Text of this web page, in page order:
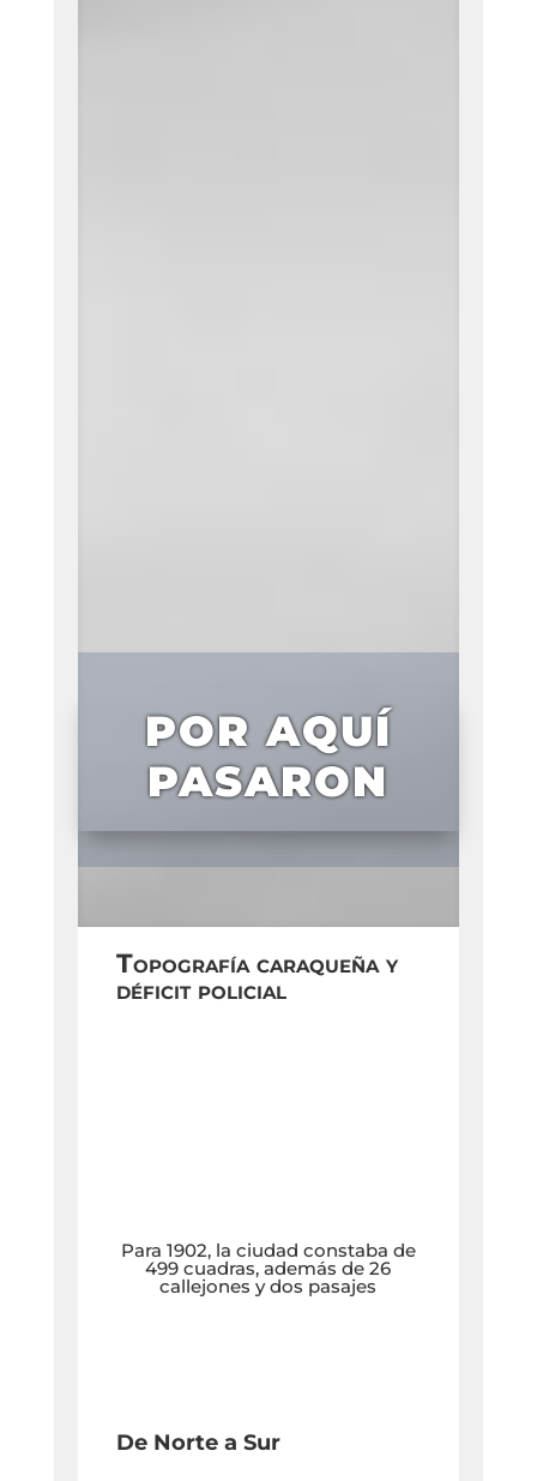
POR AQUÍ
PASARON
Topografía caraqueña y
déficit policial
Para 1902, la ciudad constaba de
499 cuadras, además de 26
callejones y dos pasajes
De Norte a Sur